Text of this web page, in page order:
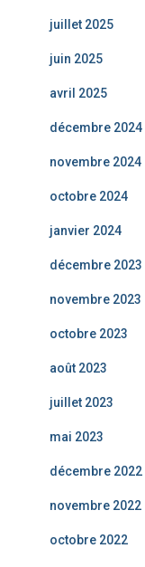
juillet 2025
juin 2025
avril 2025
décembre 2024
novembre 2024
octobre 2024
janvier 2024
décembre 2023
novembre 2023
octobre 2023
août 2023
juillet 2023
mai 2023
décembre 2022
novembre 2022
octobre 2022